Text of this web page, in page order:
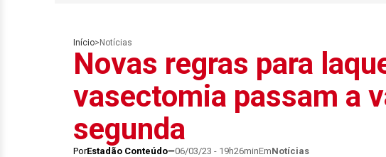
Início> Notícias
Novas regras para
vasectomia passam a
segunda
PorEstadão Conteúdo 06/03/23 - 19h26minEmNotícias